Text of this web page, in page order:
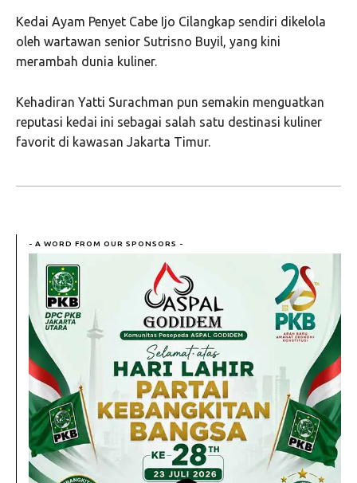
Kedai Ayam Penyet Cabe Ijo Cilangkap sendiri dikelola
oleh wartawan senior Sutrisno Buyil, yang kini
merambah dunia kuliner.
Kehadiran Yatti Surachman pun semakin menguatkan
reputasi kedai ini sebagai salah satu destinasi kuliner
favorit di kawasan Jakarta Timur.
- A WORD FROM OUR SPONSORS -